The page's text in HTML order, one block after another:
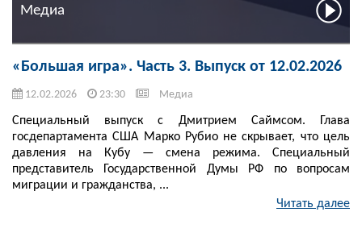
Медиа
«Большая игра». Часть 3. Выпуск от 12.02.2026
12.02.2026 23:30 Медиа
Специальный выпуск с Дмитрием Саймсом. Глава
госдепартамента США Марко Рубио не скрывает, что цель
давления на Кубу — смена режима. Специальный
представитель Государственной Думы РФ по вопросам
миграции и гражданства, ...
Читать далее